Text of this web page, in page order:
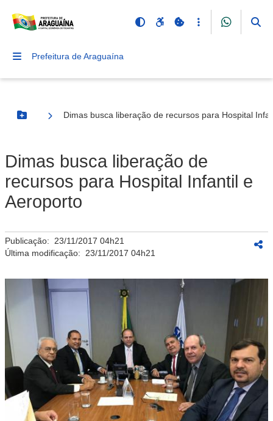
Prefeitura de Araguaína
Botão Menu
Dimas busca liberação de recursos para Hospital
Dimas busca liberação de
recursos para Hospital Infantil e
Aeroporto
Publicação: 23/11/2017 04h21
Última modificação: 23/11/2017 04h21